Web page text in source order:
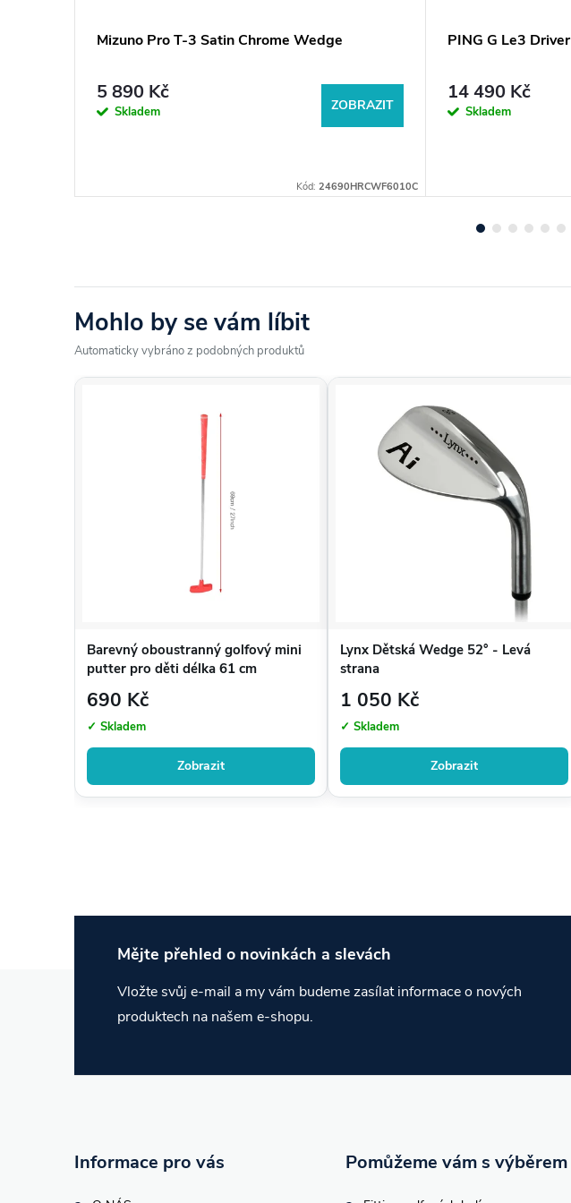
Mizuno Pro T-3 Satin Chrome Wedge
5 890 Kč
Skladem ZOBRAZIT
Kód: 24690HRCWF6010C
PING G Le3 Driver
14 490 Kč
Skladem
Mohlo by se vám líbit
Automaticky vybráno z podobných produktů
Barevný oboustranný golfový mini
putter pro děti délka 61 cm
690 Kč
✓ Skladem
Zobrazit
Lynx Dětská Wedge 52° - Levá
strana
1 050 Kč
✓ Skladem
Zobrazit
Mějte přehled o novinkách a slevách
Vložte svůj e-mail a my vám budeme zasílat informace o nových
produktech na našem e-shopu.
Informace pro vás Pomůžeme vám s výběrem